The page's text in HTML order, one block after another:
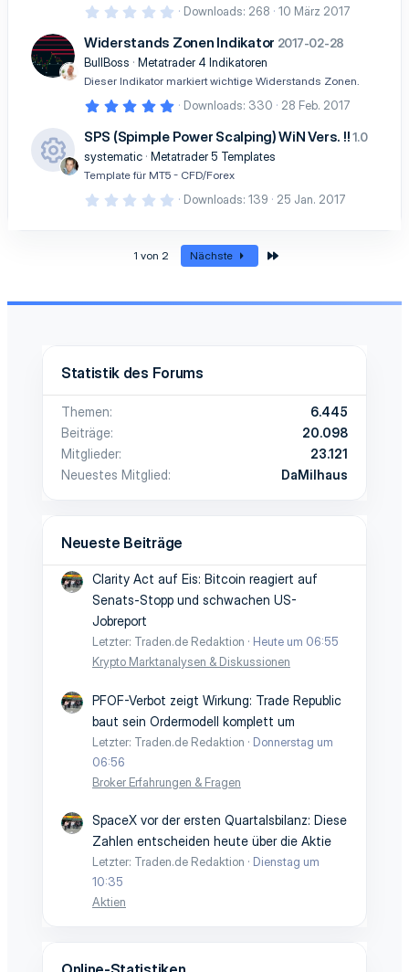
)
0
0
0
S
e
e
)
Downloads 268 10 März 2017
Widerstands Zonen Indikator 2017-02-28
BullBoss
Metatrader 4 Indikatoren
Dieser Indikator markiert wichtige Widerstands Zonen.
5
0
0
S
Downloads 330 28 Feb. 2017
c
n-
Ic
SPS (Spimple Power Scalping) WiN Vers. !!1.0
systematic Metatrader 5 Templates
Template für MT5 - CFD/Forex
0
S
n
Downloads 139 25 Jan. 2017
1 von 2 Nächste
Statistik des Forums
Themen
6.445
Beiträge
20.098
Mitglieder
23.121
Neuestes Mitglied
DaMilhaus
Neueste Beiträge
Clarity Act auf Eis: Bitcoin reagiert auf
Senats-Stopp und schwachen US-
Jobreport
Letzter: Traden.de Redaktion
Heute um 06:55
Krypto Marktanalysen & Diskussionen
PFOF-Verbot zeigt Wirkung: Trade Republic
baut sein Ordermodell komplett um
Letzter: Traden.de Redaktion
Donnerstag um
06:56
Broker Erfahrungen & Fragen
SpaceX vor der ersten Quartalsbilanz: Diese
Zahlen entscheiden heute über die Aktie
Letzter: Traden.de Redaktion
Dienstag um
10:35
Aktien